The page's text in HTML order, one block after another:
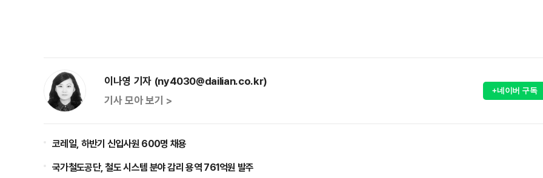
이나영 기자 (ny4030@dailian.co.kr)
기사 모아 보기 >
+네이버 구독
코레일, 하반기 신입사원 600명 채용
국가철도공단, 철도 시스템 분야 감리 용역 761억원 발주